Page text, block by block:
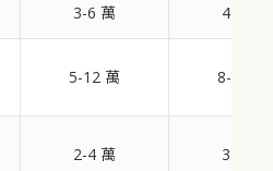
3-6 萬 4-8 萬
5-12 萬 8-18 萬
2-4 萬 3-5 萬